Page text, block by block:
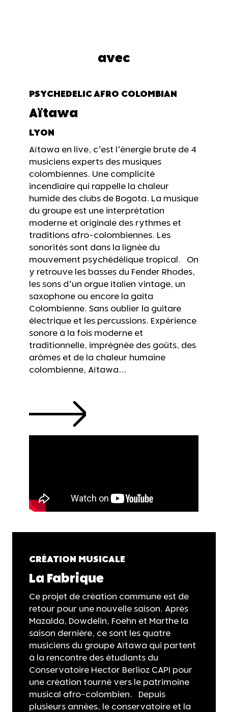
avec
PSYCHEDELIC AFRO COLOMBIAN
Aïtawa
LYON
Aïtawa en live, c’est l’énergie brute de 4
musiciens experts des musiques
colombiennes. Une complicité
incendiaire qui rappelle la chaleur
humide des clubs de Bogota. La musique
du groupe est une interprétation
moderne et originale des rythmes et
traditions afro-colombiennes. Les
sonorités sont dans la lignée du
mouvement psychédélique tropical. On
y retrouve les basses du Fender Rhodes,
les sons d’un orgue italien vintage, un
saxophone ou encore la gaita
Colombienne. Sans oublier la guitare
électrique et les percussions. Expérience
sonore à la fois moderne et
traditionnelle, imprégnée des goûts, des
arômes et de la chaleur humaine
colombienne, Aïtawa...
CRÉATION MUSICALE
La Fabrique
Ce projet de création commune est de
retour pour une nouvelle saison. Après
Mazalda, Dowdelin, Foehn et Marthe la
saison dernière, ce sont les quatre
musiciens du groupe Aïtawa qui partent
à la rencontre des étudiants du
Conservatoire Hector Berlioz CAPI pour
une création tourné vers le patrimoine
musical afro-colombien. Depuis
plusieurs années, le conservatoire et la